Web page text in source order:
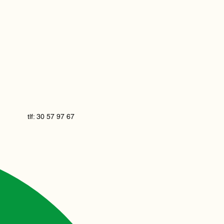
tlf: 30 57 97 67